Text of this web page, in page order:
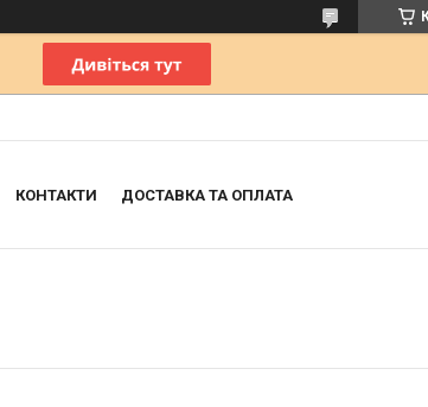
КОНТАКТИ ДОСТАВКА ТА ОПЛАТА